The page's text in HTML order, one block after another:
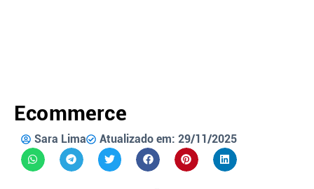
Ecommerce
Sara Lima Atualizado em: 29/11/2025